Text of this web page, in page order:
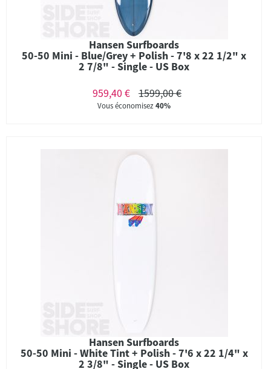
Hansen Surfboards
50-50 Mini - Blue/Grey + Polish - 7'8 x 22 1/2" x
2 7/8" - Single - US Box
959,40 €
1599,00 €
Vous économisez40%
Hansen Surfboards
50-50 Mini - White Tint + Polish - 7'6 x 22 1/4" x
2 3/8" - Single - US Box